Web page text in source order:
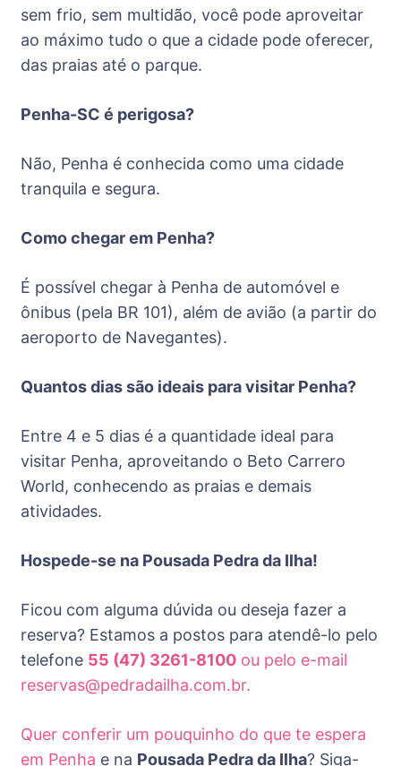
sem frio, sem multidão, você pode aproveitar
ao máximo tudo o que a cidade pode oferecer,
das praias até o parque.
Penha-SC é perigosa?
Não, Penha é conhecida como uma cidade
tranquila e segura.
Como chegar em Penha?
É possível chegar à Penha de automóvel e
ônibus (pela BR 101), além de avião (a partir do
aeroporto de Navegantes).
Quantos dias são ideais para visitar Penha?
Entre 4 e 5 dias é a quantidade ideal para
visitar Penha, aproveitando o Beto Carrero
World, conhecendo as praias e demais
atividades.
Hospede-se na Pousada Pedra da Ilha!
Ficou com alguma dúvida ou deseja fazer a
reserva? Estamos a postos para atendê-lo pelo
telefone 55 (47) 3261-8100 ou pelo e-mail
reservas@pedradailha.com.br.
Quer conferir um pouquinho do que te espera
em Penha e na Pousada Pedra da Ilha? Siga-